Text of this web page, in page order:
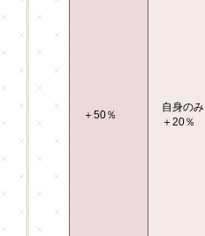
＋50％
自身のみ
＋20％